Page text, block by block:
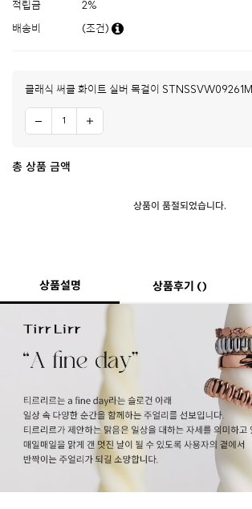
적립금 2%
배송비 (조건)
클래식 써클 화이트 실버 목걸이 STNSSVW09261M
총 상품 금액
상품이 품절되었습니다.
상품설명 상품후기 ()